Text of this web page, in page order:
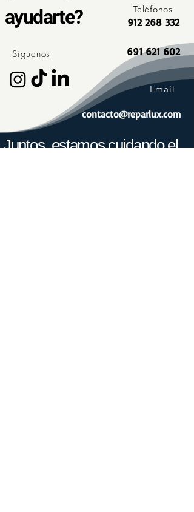
ayudarte?
Síguenos
Teléfonos
912 268 332
691 621 602
Email
contacto@reparlux.com
Juntos, estamos cuidando el